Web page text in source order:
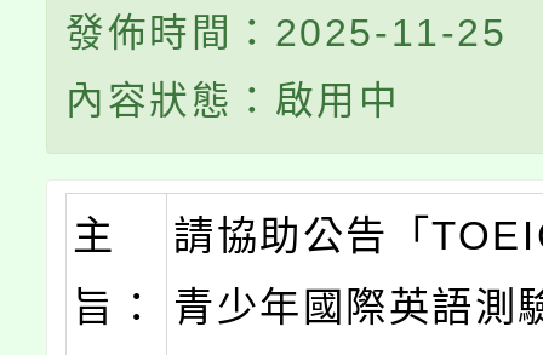
發佈時間：2025-11-25
內容狀態：啟用中
主
旨：
請協助公告「
青少年國際英語測